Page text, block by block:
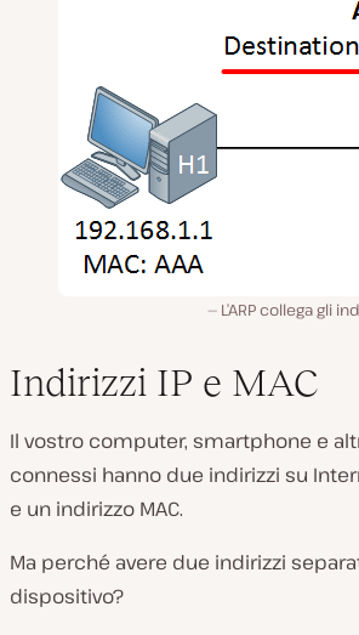
L’ARP collega gli
Indirizzi IP e MAC
Il vostro computer, smartphone e
connessi hanno due indirizzi su
e un indirizzo MAC.
Ma perché avere due indirizzi
dispositivo?